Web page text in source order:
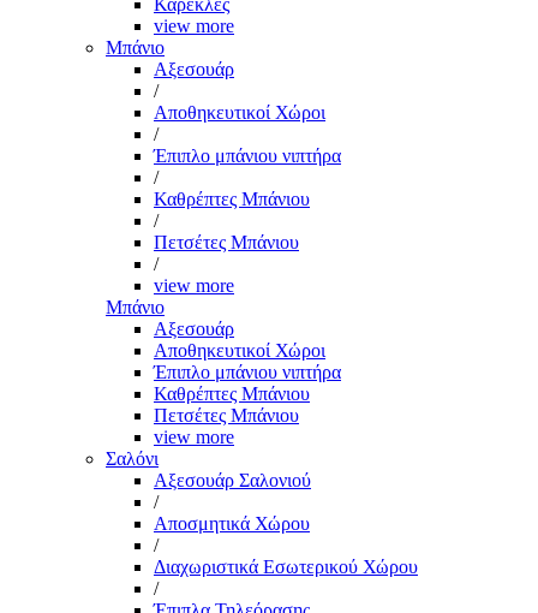
Καρέκλες
view more
Μπάνιο
Αξεσουάρ
/
Αποθηκευτικοί Χώροι
/
Έπιπλο μπάνιου νιπτήρα
/
Καθρέπτες Μπάνιου
/
Πετσέτες Μπάνιου
/
view more
Μπάνιο
Αξεσουάρ
Αποθηκευτικοί Χώροι
Έπιπλο μπάνιου νιπτήρα
Καθρέπτες Μπάνιου
Πετσέτες Μπάνιου
view more
Σαλόνι
Αξεσουάρ Σαλονιού
/
Αποσμητικά Χώρου
/
Διαχωριστικά Εσωτερικού Χώρου
/